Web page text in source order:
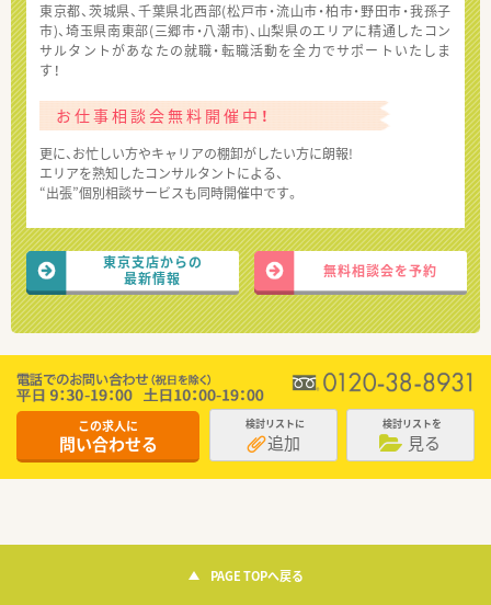
東京都、茨城県、千葉県北西部(松戸市・流山市・柏市・野田市・我孫子
市)、埼玉県南東部(三郷市・八潮市)、山梨県のエリアに精通したコン
サルタントがあなたの就職・転職活動を全力でサポートいたしま
す！
お仕事相談会無料開催中！
更に、お忙しい方やキャリアの棚卸がしたい方に朗報!
エリアを熟知したコンサルタントによる、
“出張”個別相談サービスも同時開催中です。
東京支店からの
最新情報
無料相談会を予約
この求人に
問い合わせる
検討リストに
追加
検討リストを
見る
PAGE TOPへ戻る